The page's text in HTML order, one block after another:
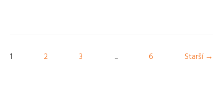
1 2 3 ... 6 Starší →